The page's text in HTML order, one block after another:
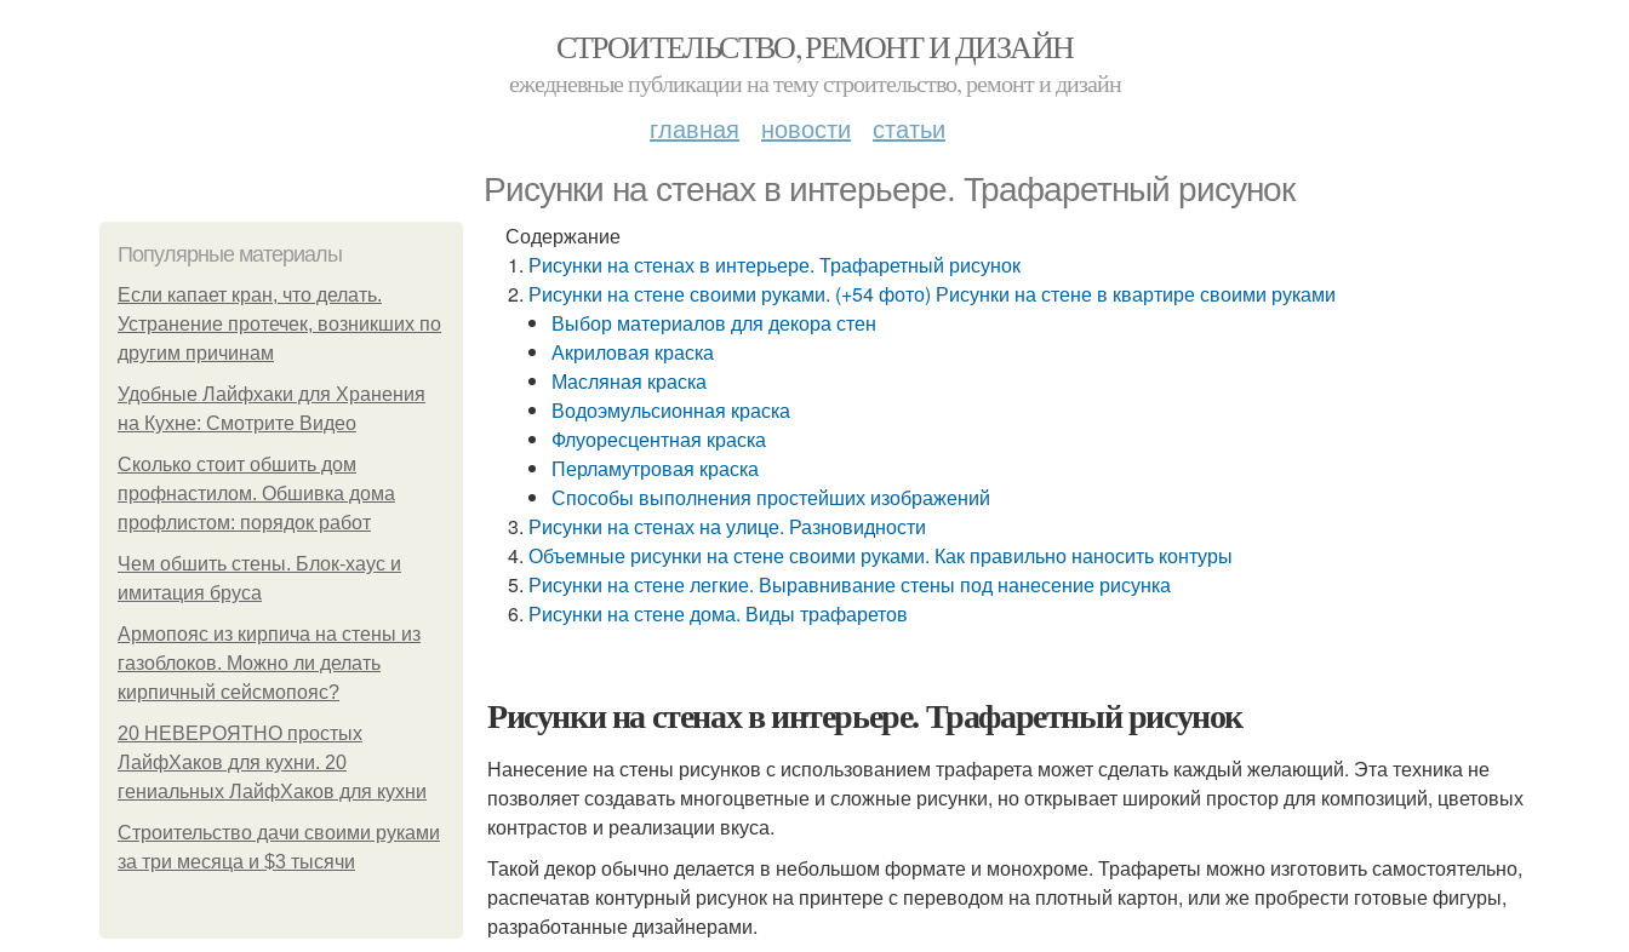
СТРОИТЕЛЬСТВО, РЕМОНТ И ДИЗАЙН
ежедневные публикации на тему строительство, ремонт и дизайн
главная новости статьи
Рисунки на стенах в интерьере. Трафаретный рисунок
Популярные материалы
Если капает кран, что делать.
Устранение протечек, возникших по
другим причинам
Удобные Лайфхаки для Хранения
на Кухне: Смотрите Видео
Сколько стоит обшить дом
профнастилом. Обшивка дома
профлистом: порядок работ
Чем обшить стены. Блок-хаус и
имитация бруса
Армопояс из кирпича на стены из
газоблоков. Можно ли делать
кирпичный сейсмопояс?
20 НЕВЕРОЯТНО простых
ЛайфХаков для кухни. 20
гениальных ЛайфХаков для кухни
Строительство дачи своими руками
за три месяца и $3 тысячи
Содержание
Рисунки на стенах в интерьере. Трафаретный рисунок
Рисунки на стене своими руками. (+54 фото) Рисунки на стене в квартире своими руками
Выбор материалов для декора стен
Акриловая краска
Масляная краска
Водоэмульсионная краска
Флуоресцентная краска
Перламутровая краска
Способы выполнения простейших изображений
Рисунки на стенах на улице. Разновидности
Объемные рисунки на стене своими руками. Как правильно наносить контуры
Рисунки на стене легкие. Выравнивание стены под нанесение рисунка
Рисунки на стене дома. Виды трафаретов
Рисунки на стенах в интерьере. Трафаретный рисунок
Нанесение на стены рисунков с использованием трафарета может сделать каждый желающий. Эта техника не
позволяет создавать многоцветные и сложные рисунки, но открывает широкий простор для композиций, цветовых
контрастов и реализации вкуса.
Такой декор обычно делается в небольшом формате и монохроме. Трафареты можно изготовить самостоятельно,
распечатав контурный рисунок на принтере с переводом на плотный картон, или же пробрести готовые фигуры,
разработанные дизайнерами.